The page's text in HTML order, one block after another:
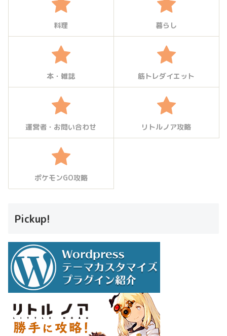
料理 暮らし
本・雑誌 筋トレダイエット
運営者・お問い合わせ リトルノア攻略
ポケモンGO攻略
Pickup!